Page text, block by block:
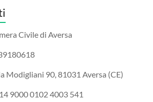
Civile di Aversa
Modigliani 90, 81031 Aversa (CE)
9000 0102 4003 541